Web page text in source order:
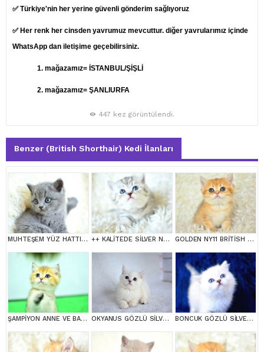
✅ Türkiye'nin her yerine güvenli gönderim sağlıyoruz
✅ Her renk her cinsden yavrumuz mevcuttur. diğer yavrularımız içinde
WhatsApp dan iletişime geçebilirsiniz.
1. mağazamız= İSTANBUL/ŞİŞLİ
2. mağazamız= ŞANLIURFA
447 kez görüntülendi.
Benzer (British Shorthair) Kedi İlanları
MUHTEŞEM YÜZ HATTINA SAHİP GRİ BRİTİSH SHORTHAİR YAVRUMUZ ++ KALİTEDE SİLVER NS24 BRİTİSH SHORTHAİR GOLDEN NY11 BRİTİSH SHORTHAİR YAVRUMUZ
ŞAMPİYON ANNE VE BABANI YAVRUSU NY11 GOLDEN BRİTİSH SHORTHAİR YAVRUMUZ OKYANUS GÖZLÜ SİLVER POİNT BRİTİSH SHORTHAİR YAVRUMUZ BONCUK GÖZLÜ SİLVER BRİTİSH SHORTHAİR NS1133